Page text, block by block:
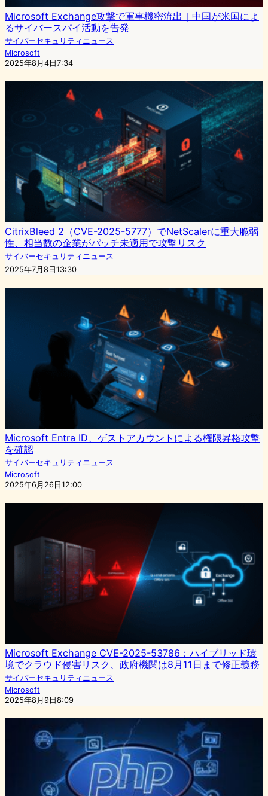
Microsoft Exchange攻撃で軍事機密流出｜中国が米国によ
るサイバースパイ活動を告発
サイバーセキュリティニュース
Microsoft
2025年8月4日7:34
CitrixBleed 2（CVE-2025-5777）でNetScalerに重大脆弱
性、相当数の企業がパッチ未適用で攻撃リスク
サイバーセキュリティニュース
2025年7月8日13:30
Microsoft Entra ID、ゲストアカウントによる権限昇格攻撃
を確認
サイバーセキュリティニュース
Microsoft
2025年6月26日12:00
Microsoft Exchange CVE-2025-53786：ハイブリッド環
境でクラウド侵害リスク、政府機関は8月11日まで修正義務
サイバーセキュリティニュース
Microsoft
2025年8月9日8:09